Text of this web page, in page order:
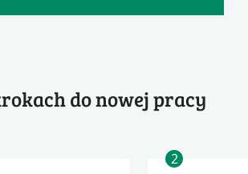
do nowej pracy
2